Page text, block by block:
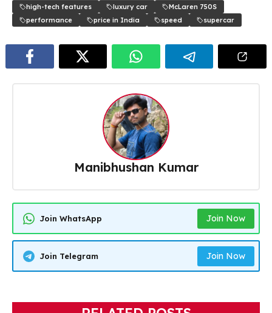
high-tech features luxury car
McLaren 750S
performance
price in India speed supercar
Manibhushan Kumar
Join WhatsApp Join Now
Join Telegram Join Now